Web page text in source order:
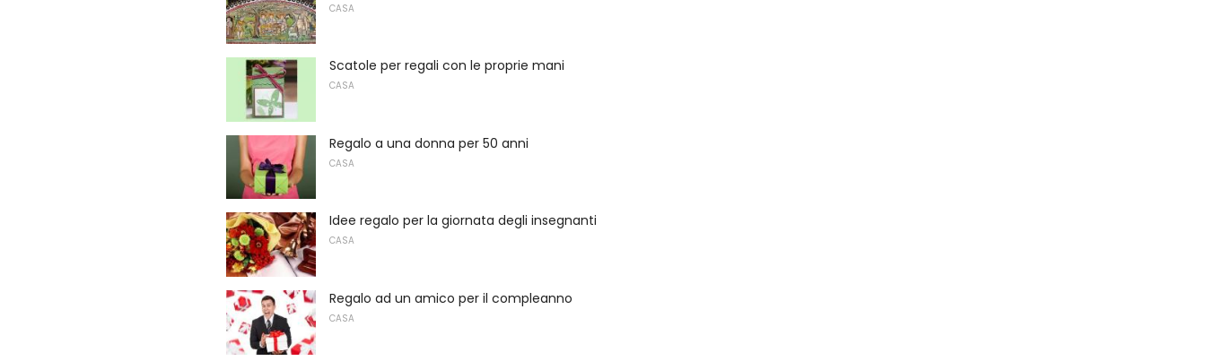
CASA
Scatole per regali con le proprie mani
CASA
Regalo a una donna per 50 anni
CASA
Idee regalo per la giornata degli insegnanti
CASA
Regalo ad un amico per il compleanno
CASA